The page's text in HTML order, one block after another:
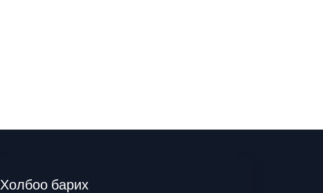
Холбоо барих